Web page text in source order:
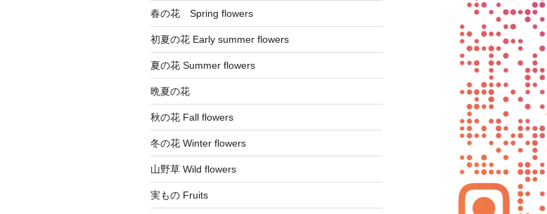
春の花 Spring flowers
初夏の花 Early summer flowers
夏の花 Summer flowers
晩夏の花
秋の花 Fall flowers
冬の花 Winter flowers
山野草 Wild flowers
実もの Fruits